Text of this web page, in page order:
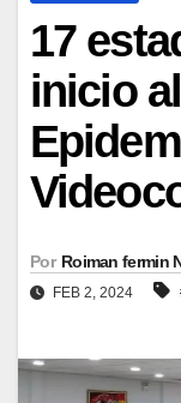
17
inicio
Por Roiman fermin
FEB 2, 2024